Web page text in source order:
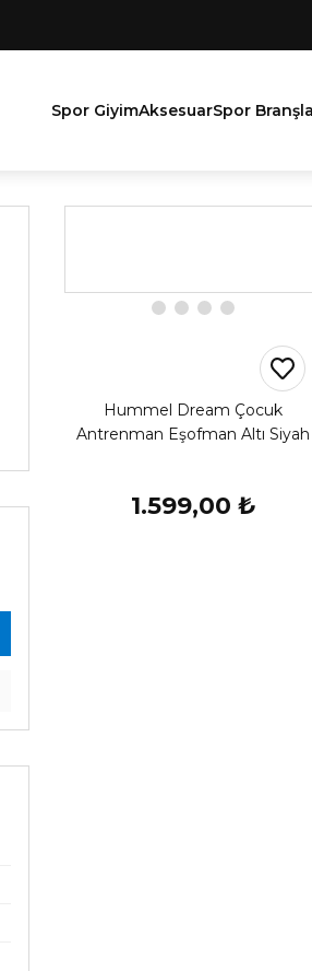
Spor GiyimAksesuarSpor
Hummel Dream Çocuk
Antrenman Eşofman Altı Siyah
1.599,00 ₺